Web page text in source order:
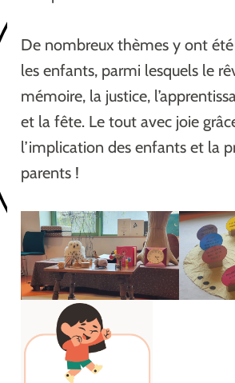
De nombreux thèmes y ont
les enfants, parmi lesquels le
mémoire, la justice,
et la fête. Le tout avec joie
l’implication des enfants et la
parents !